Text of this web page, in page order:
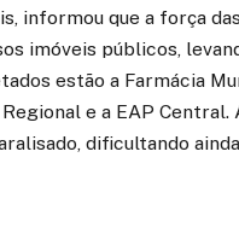
informou que a força
imóveis públicos,
estão a Farmácia
Regional e a EAP
dificultando